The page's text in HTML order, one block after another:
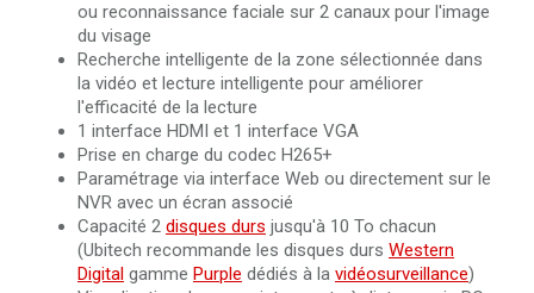
ou reconnaissance faciale sur 2 canaux pour l'image
du visage
Recherche intelligente de la zone sélectionnée dans
la vidéo et lecture intelligente pour améliorer
l'efficacité de la lecture
1 interface HDMI et 1 interface VGA
Prise en charge du codec H265+
Paramétrage via interface Web ou directement sur le
NVR avec un écran associé
Capacité 2 disques durs jusqu'à 10 To chacun
(Ubitech recommande les disques durs Western
Digital gamme Purple dédiés à la vidéosurveillance)